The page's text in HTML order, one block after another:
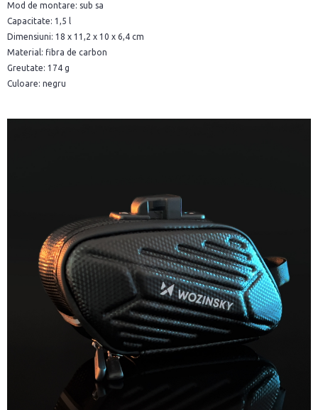
Mod de montare: sub sa
Capacitate: 1,5 l
Dimensiuni: 18 x 11,2 x 10 x 6,4 cm
Material: fibra de carbon
Greutate: 174 g
Culoare: negru